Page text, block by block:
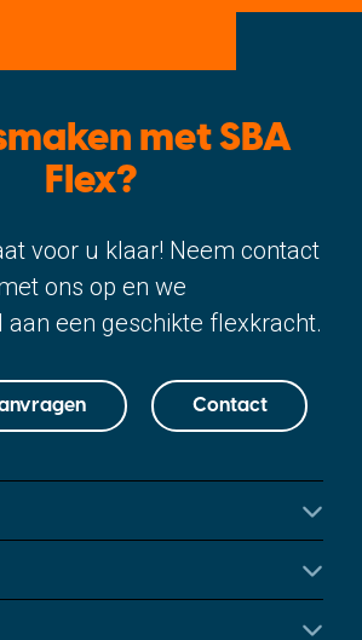
met SBA
Flex?
voor u klaar! Neem contact
ons op en we
aan een geschikte flexkracht.
Contact